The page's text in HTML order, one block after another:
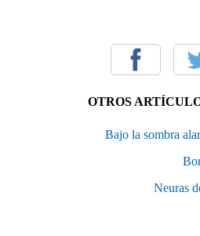
OTROS
Bajo la sombra
Neuras